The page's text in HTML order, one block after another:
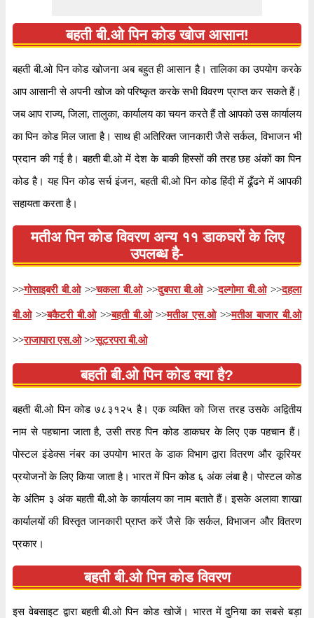
बहती बी.ओ पिन कोड खोज आसान!
बहती बी.ओ पिन कोड खोजना अब बहुत ही आसान है। तालिका का उपयोग करके
आप आसानी से अपनी खोज को परिष्कृत करके सभी विवरण प्राप्त कर सकते हैं।
जब आप राज्य, जिला, तालुका, कार्यालय का चयन करते हैं तो आपको उस कार्यालय
का पिन कोड मिल जाता है। साथ ही अतिरिक्त जानकारी जैसे सर्कल, विभाजन भी
प्रदान की गई है। बहती बी.ओ में देश के बाकी हिस्सों की तरह छह अंकों का पिन
कोड है। यह पिन कोड सर्च इंजन, बहती बी.ओ पिन कोड हिंदी में ढूँढने में आपकी
सहायता करता है।
मतीअ पिन कोड विवरण अन्य ११ डाकघरों के लिए
उपलब्ध है-
>>गोसाइबरी बी.ओ>>चकला बी.ओ>>दुबपरा बी.ओ>>दल्गोमा बी.ओ>>दहला
बी.ओ>>बकैटरी बी.ओ>>बहती बी.ओ>>मतीअ एस.ओ>>मतीअ बाजार बी.ओ
>>राजापारा एस.ओ>>सूटरपरा बी.ओ
बहती बी.ओ पिन कोड क्या है?
बहती बी.ओ पिन कोड ७८३१२५ है। एक व्यक्ति को जिस तरह उसके अद्वितीय
नाम से पहचाना जाता है, उसी तरह पिन कोड डाकघर के लिए एक पहचान हैं।
पोस्टल इंडेक्स नंबर का उपयोग भारत के डाक विभाग द्वारा वितरण और कूरियर
प्रयोजनों के लिए किया जाता है। भारत में पिन कोड ६ अंक लंबा है। पोस्टल कोड
के अंतिम ३ अंक बहती बी.ओ के कार्यालय का नाम बताते हैं। इसके अलावा शाखा
कार्यालयों की विस्तृत जानकारी प्राप्त करें जैसे कि सर्कल, विभाजन और वितरण
प्रकार।
बहती बी.ओ पिन कोड विवरण
इस वेबसाइट द्वारा बहती बी.ओ पिन कोड खोजें। भारत में दुनिया का सबसे बड़ा